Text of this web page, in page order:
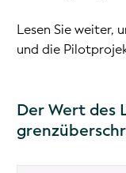
Lesen Sie weiter,
und die
Der Wert des